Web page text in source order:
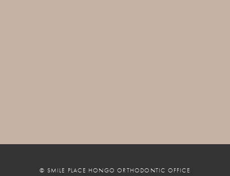
© SMILE PLACE HONGO ORTHODONTIC OFFICE